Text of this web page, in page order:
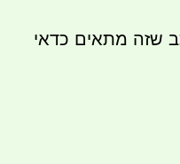
שזה מתאים כדאי